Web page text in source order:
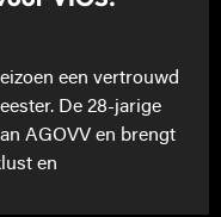
een vertrouwd
De 28-jarige
AGOVV en brengt
en